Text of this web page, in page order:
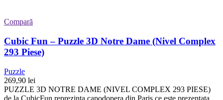
Compară
Cubic Fun – Puzzle 3D Notre Dame (Nivel Complex
293 Piese)
Puzzle
269,90 lei
PUZZLE 3D NOTRE DAME (NIVEL COMPLEX 293 PIESE)
de la CubicFun reprezinta capodopera din Paris ce este prezentata